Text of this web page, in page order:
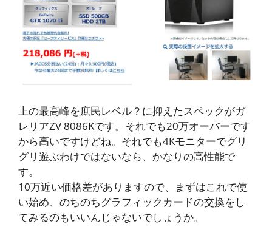
上の最高峰を庶民レベル？に抑えたスペックがガ
レリアZV 8086Kです。それでも20万オーバーです
から高いですけどね。それでも4Kモニターでグリ
グリ遊ぶわけではないなら、かなりの高性能で
す。
10万近い価格差がありますので、まずはこれで使
い始め、のちのちグラフィックカードの交換をし
てみるのもいいんじゃないでしょうか。